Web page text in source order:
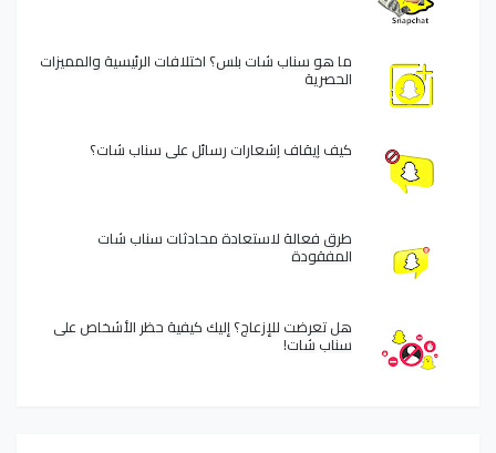
ما هو سناب شات بلس؟ اختلافات الرئيسية والمميزات
الحصرية
كيف إيقاف إشعارات رسائل على سناب شات؟
طرق فعالة لاستعادة محادثات سناب شات
المفقودة
هل تعرضت للإزعاج؟ إليك كيفية حظر الأشخاص على
سناب شات!